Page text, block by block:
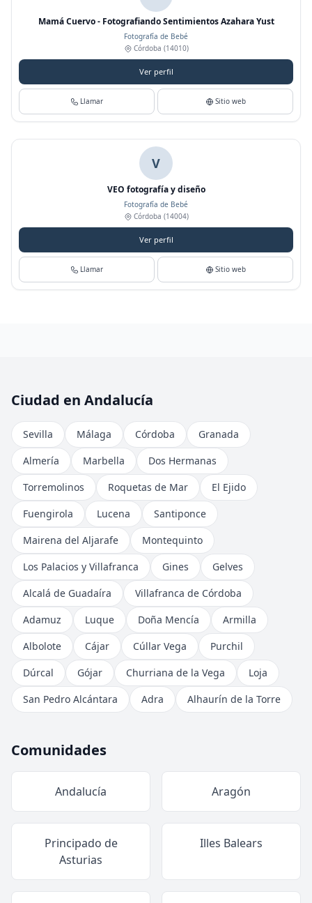
Mamá Cuervo - Fotografiando Sentimientos Azahara Yust
Fotografía de Bebé
Córdoba (14010)
Ver perfil
Llamar Sitio web
V
VEO fotografía y diseño
Fotografía de Bebé
Córdoba (14004)
Ver perfil
Llamar Sitio web
Ciudad en Andalucía
Sevilla Málaga Córdoba
Granada
Almería
Marbella
Dos Hermanas
Torremolinos
Roquetas de Mar
El Ejido
Fuengirola
Lucena
Santiponce
Mairena del Aljarafe
Montequinto
Los Palacios y Villafranca
Gines
Gelves
Alcalá de Guadaíra
Villafranca de Córdoba
Adamuz
Luque Doña Mencía
Armilla
Albolote
Cájar Cúllar Vega
Purchil
Dúrcal
Gójar Churriana de la Vega
Loja
San Pedro Alcántara
Adra Alhaurín de la Torre
Comunidades
Andalucía Aragón
Principado de
Asturias
Illes Balears